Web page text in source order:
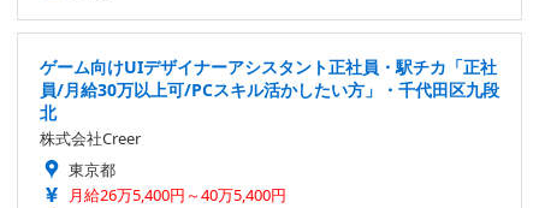
ゲーム向けUIデザイナーアシスタント正社員・駅チカ「正社
員/月給30万以上可/PCスキル活かしたい方」・千代田区九段
北
株式会社Creer
東京都
月給26万5,400円～40万5,400円